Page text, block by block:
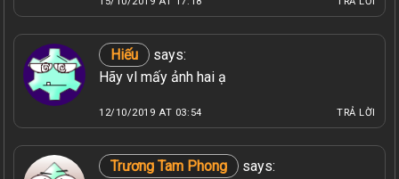
Hiếu
says:
Hãy vl mấy ảnh hai ạ
12/10/2019 AT 03:54 TRẢ LỜI
Trương Tam Phong
says: